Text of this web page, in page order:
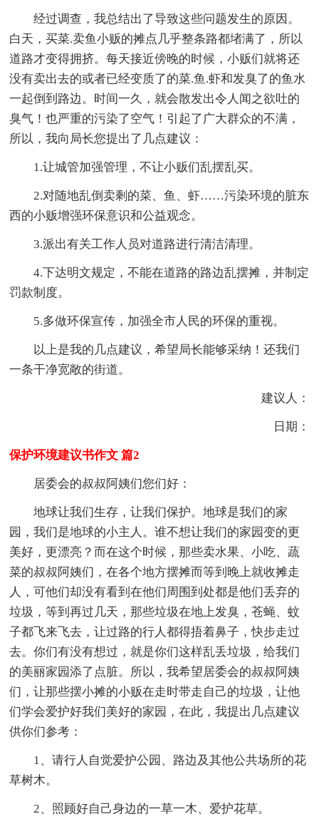
经过调查，我总结出了导致这些问题发生的原因。
白天，买菜.卖鱼小贩的摊点几乎整条路都堵满了，所以
道路才变得拥挤。每天接近傍晚的时候，小贩们就将还
没有卖出去的或者已经变质了的菜.鱼.虾和发臭了的鱼水
一起倒到路边。时间一久，就会散发出令人闻之欲吐的
臭气！也严重的污染了空气！引起了广大群众的不满，
所以，我向局长您提出了几点建议：
1.让城管加强管理，不让小贩们乱摆乱买。
2.对随地乱倒卖剩的菜、鱼、虾……污染环境的脏东
西的小贩增强环保意识和公益观念。
3.派出有关工作人员对道路进行清洁清理。
4.下达明文规定，不能在道路的路边乱摆摊，并制定
罚款制度。
5.多做环保宣传，加强全市人民的环保的重视。
以上是我的几点建议，希望局长能够采纳！还我们
一条干净宽敞的街道。
建议人：
日期：
保护环境建议书作文 篇2
居委会的叔叔阿姨们您们好：
地球让我们生存，让我们保护。地球是我们的家
园，我们是地球的小主人。谁不想让我们的家园变的更
美好，更漂亮？而在这个时候，那些卖水果、小吃、蔬
菜的叔叔阿姨们，在各个地方摆摊而等到晚上就收摊走
人，可他们却没有看到在他们周围到处都是他们丢弃的
垃圾，等到再过几天，那些垃圾在地上发臭，苍蝇、蚊
子都飞来飞去，让过路的行人都得捂着鼻子，快步走过
去。你们有没有想过，就是你们这样乱丢垃圾，给我们
的美丽家园添了点脏。所以，我希望居委会的叔叔阿姨
们，让那些摆小摊的小贩在走时带走自己的垃圾，让他
们学会爱护好我们美好的家园，在此，我提出几点建议
供你们参考：
1、请行人自觉爱护公园、路边及其他公共场所的花
草树木。
2、照顾好自己身边的一草一木、爱护花草。